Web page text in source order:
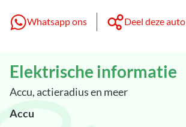
Whatsapp ons Deel deze auto
Elektrische informatie
Accu, actieradius en meer
Accu